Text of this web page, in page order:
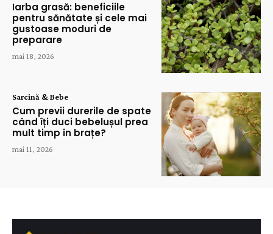
Iarba grasă: beneficiile
pentru sănătate și cele mai
gustoase moduri de
preparare
mai 18, 2026
Sarcină & Bebe
Cum previi durerile de spate
când îți duci bebelușul prea
mult timp în brațe?
mai 11, 2026